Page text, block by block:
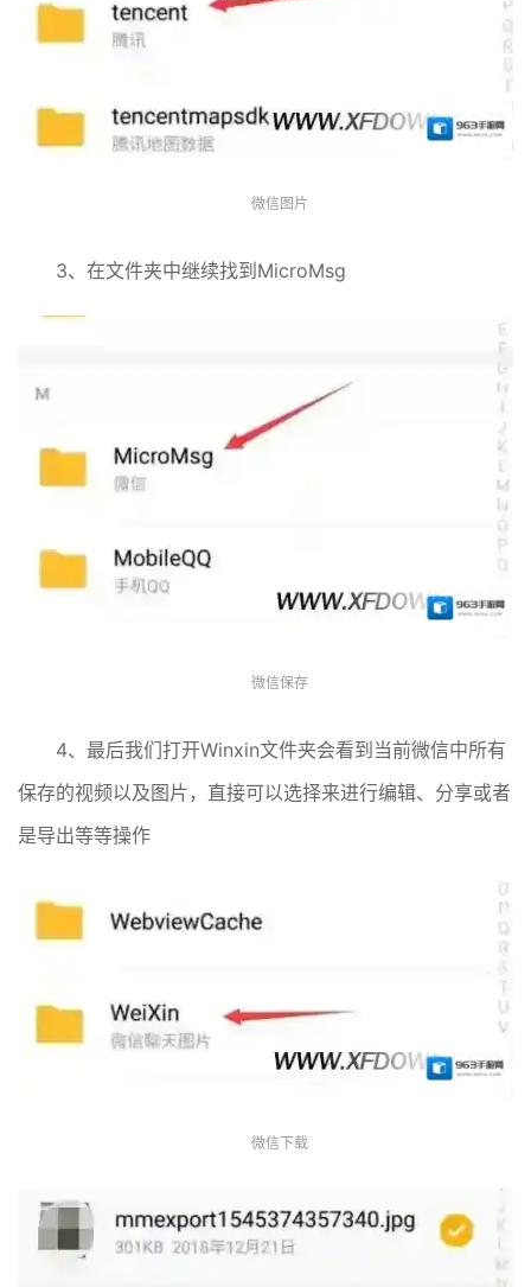
微信图片
3、在文件夹中继续找到MicroMsg
微信保存
4、最后我们打开Winxin文件夹会看到当前微信中所有
保存的视频以及图片，直接可以选择来进行编辑、分享或者
是导出等等操作
微信下载